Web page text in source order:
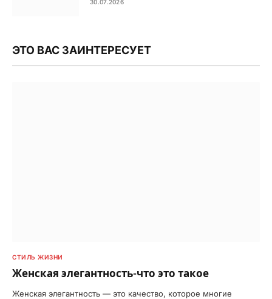
30.07.2026
ЭТО ВАС ЗАИНТЕРЕСУЕТ
СТИЛЬ ЖИЗНИ
Женская элегантность-что это такое
Женская элегантность — это качество, которое многие